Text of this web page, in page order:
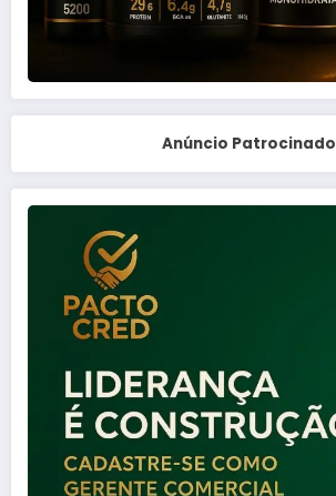
Anúncio Patrocinado